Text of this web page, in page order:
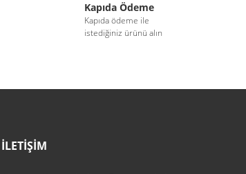
Kapıda Ödeme
Kapıda ödeme ile
istediğiniz ürünü alın
İLETİŞİM